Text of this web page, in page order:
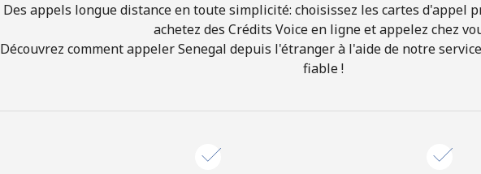
Bonjour!
Des appels longue distance en toute simplicité: choisissez les cartes d'appel
achetez des Crédits Voice en ligne et appelez chez
Découvrez comment appeler Senegal depuis l'étranger à l'aide de notre
fiable !